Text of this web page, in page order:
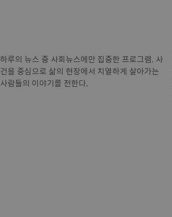
하루의 뉴스 중 사회뉴스에만 집중한 프로그램. 사
건을 중심으로 삶의 현장에서 치열하게 살아가는
사람들의 이야기를 전한다.